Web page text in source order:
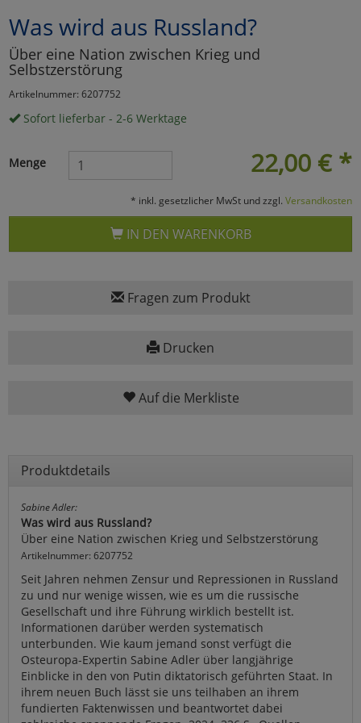
Was wird aus Russland?
Über eine Nation zwischen Krieg und
Selbstzerstörung
Artikelnummer: 6207752
Sofort lieferbar - 2-6 Werktage
22,00 € *
Menge
* inkl. gesetzlicher MwSt und zzgl. Versandkosten
IN DEN WARENKORB
Fragen zum Produkt
Drucken
Auf die Merkliste
Produktdetails
Sabine Adler:
Was wird aus Russland?
Über eine Nation zwischen Krieg und Selbstzerstörung
Artikelnummer: 6207752
Seit Jahren nehmen Zensur und Repressionen in Russland
zu und nur wenige wissen, wie es um die russische
Gesellschaft und ihre Führung wirklich bestellt ist.
Informationen darüber werden systematisch
unterbunden. Wie kaum jemand sonst verfügt die
Osteuropa-Expertin Sabine Adler über langjährige
Einblicke in den von Putin diktatorisch geführten Staat. In
ihrem neuen Buch lässt sie uns teilhaben an ihrem
fundierten Faktenwissen und beantwortet dabei
Marketing
Umfragetools
Einstellungen speichern
zurückzu Haupptseite